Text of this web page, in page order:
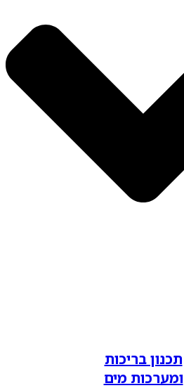
תכנון בריכות
ומערכות מים